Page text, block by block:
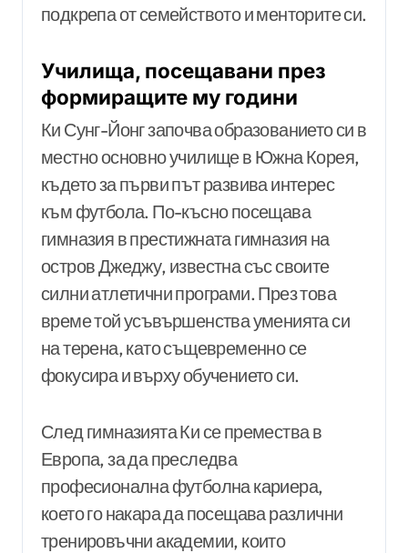
подкрепа от семейството и менторите си.
Училища, посещавани през
формиращите му години
Ки Сунг-Йонг започва образованието си в
местно основно училище в Южна Корея,
където за първи път развива интерес
към футбола. По-късно посещава
гимназия в престижната гимназия на
остров Джеджу, известна със своите
силни атлетични програми. През това
време той усъвършенства уменията си
на терена, като същевременно се
фокусира и върху обучението си.
След гимназията Ки се премества в
Европа, за да преследва
професионална футболна кариера,
което го накара да посещава различни
тренировъчни академии, които